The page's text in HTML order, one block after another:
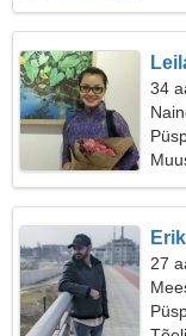
34
Erik
27